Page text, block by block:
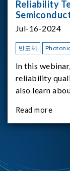
Reliability
Jul-16-2024
반도체
In this
reliability
also learn
test-as-a-
Read more